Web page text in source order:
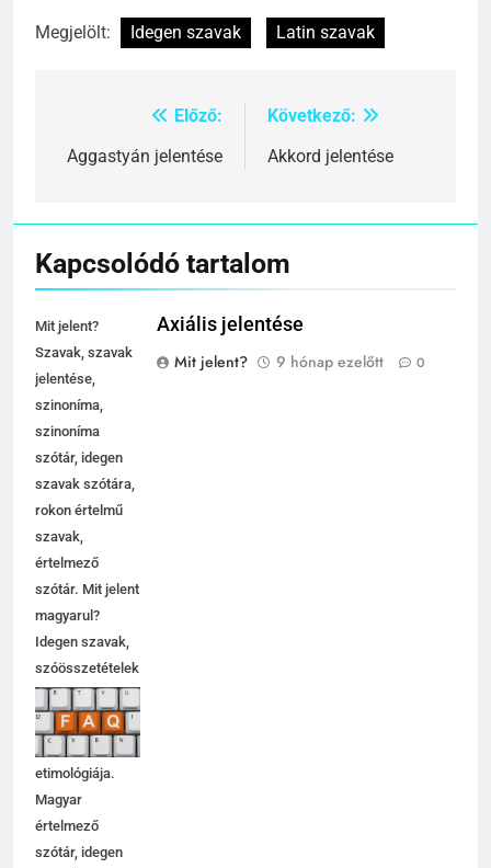
Megjelölt: Idegen szavak Latin szavak
Bejegyzés
navigáció
Előző:
Aggastyán jelentése
Következő:
Akkord jelentése
Kapcsolódó tartalom
Mit jelent?
Szavak, szavak
jelentése,
szinoníma,
szinoníma
szótár, idegen
szavak szótára,
rokon értelmű
szavak,
értelmező
szótár. Mit jelent
magyarul?
Idegen szavak,
szóösszetételek
jelentése,
magyarázata,
használata,
etimológiája.
Magyar
értelmező
szótár, idegen
Axiális jelentése
Mit jelent?
9 hónap ezelőtt 0